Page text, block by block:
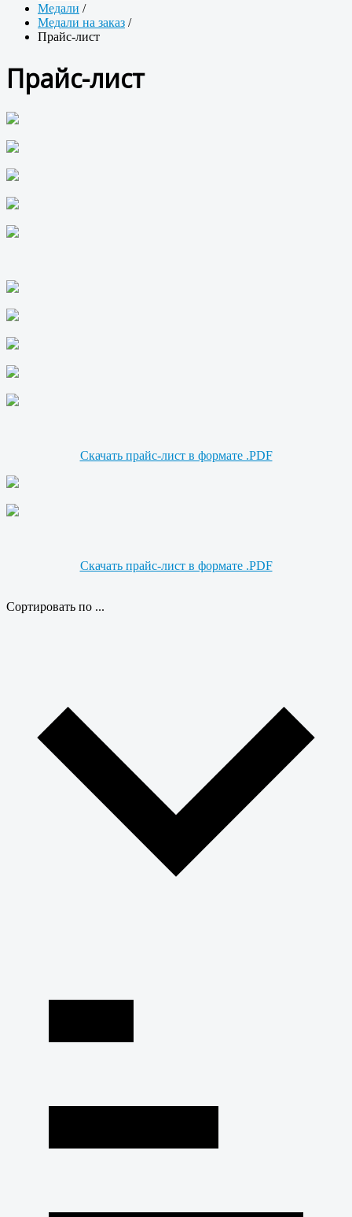
Медали /
Медали на заказ /
Прайс-лист
Прайс-лист
Скачать прайс-лист в формате .PDF
Скачать прайс-лист в формате .PDF
Сортировать по ...